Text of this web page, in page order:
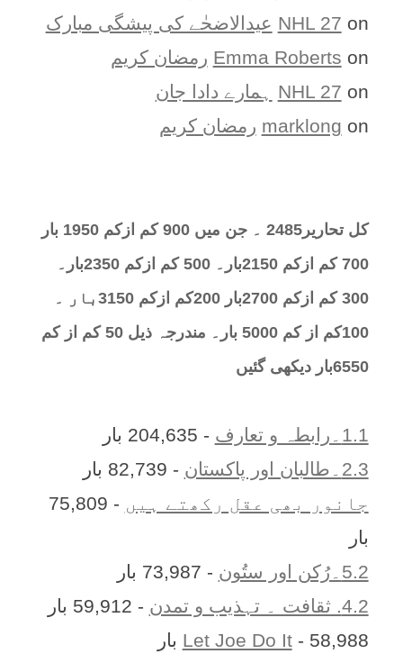
NHL 27 on
عیدالاضحٰے کی پیشگی مبارک
Emma Roberts on
رمضان کریم
NHL 27 on
ہمارے دادا جان
marklong on رمضان کریم
کل تحارير2485 ۔ جن میں 900 کم ازکم 1950 بار
700 کم ازکم 2150بار۔ 500 کم ازکم 2350بار۔
300 کم ازکم 2700بار 200کم ازکم 3150بار ۔
100کم از کم 5000 بار۔ مندرجہ ذیل 50 کم از کم
6550بار دیکھی گئیں
1.1۔رابطہ و تعارف
- 204,635 بار
2.3۔طالبان اور پاکستان
- 82,739 بار
جانور بھی عقل رکھتے ہیں
- 75,809
بار
5.2۔رُکن اور ستُون
- 73,987 بار
4.2. ثقافت ۔ تہذیب و تمدن
- 59,912 بار
Let Joe Do It- 58,988 بار